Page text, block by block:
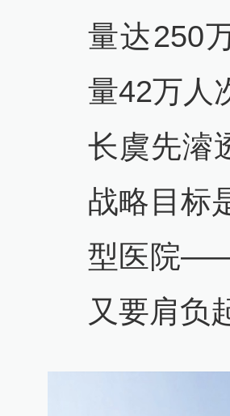
量达250
量42万人
长虞先濬
战略目标
型医院——
又要肩负